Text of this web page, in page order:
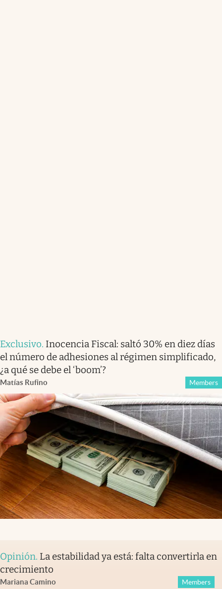
Exclusivo. Inocencia Fiscal: saltó 30% en diez días
el número de adhesiones al régimen simplificado,
¿a qué se debe el ‘boom’?
Matías Rufino Members
Opinión. La estabilidad ya está: falta convertirla en
crecimiento
Mariana Camino Members